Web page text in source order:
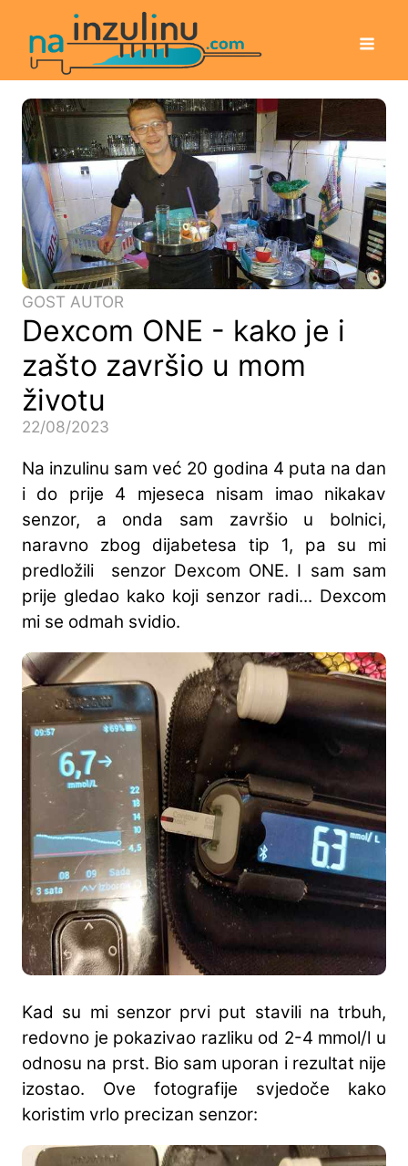
GOST AUTOR
Dexcom ONE - kako je i
zašto završio u mom
životu
22/08/2023
Na inzulinu sam već 20 godina 4 puta na dan
i do prije 4 mjeseca nisam imao nikakav
senzor, a onda sam završio u bolnici,
naravno zbog dijabetesa tip 1, pa su mi
predložili senzor Dexcom ONE. I sam sam
prije gledao kako koji senzor radi... Dexcom
mi se odmah svidio.
Kad su mi senzor prvi put stavili na trbuh,
redovno je pokazivao razliku od 2-4 mmol/l u
odnosu na prst. Bio sam uporan i rezultat nije
izostao. Ove fotografije svjedoče kako
koristim vrlo precizan senzor: